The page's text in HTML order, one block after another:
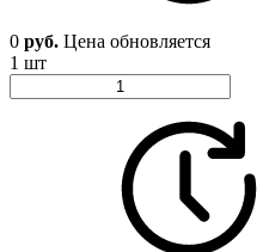
0 руб. Цена обновляется
1 шт